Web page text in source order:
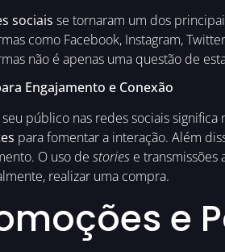
sociais se tornaram um dos
como Facebook, Instagram,
não é apenas uma questão de
Engajamento e Conexão
seu público nas redes sociais
para fomentar a interação. Além
O uso de stories e transmissões
realizar uma compra.
e